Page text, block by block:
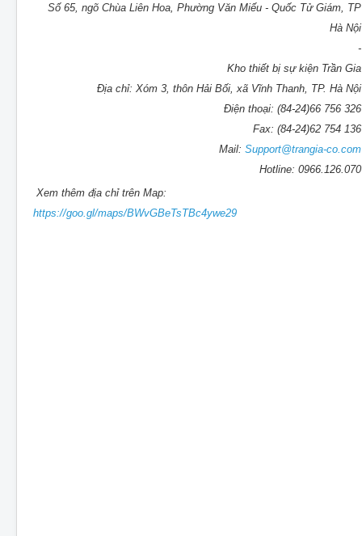
Số 65, ngõ Chùa Liên Hoa, Phường Văn Miếu - Quốc Tử Giám, TP
Hà Nội
-
Kho thiết bị sự kiện Trần Gia
Địa chỉ: Xóm 3, thôn Hải Bối, xã Vĩnh Thanh, TP. Hà Nội
Điện thoại: (84-24)66 756 326
Fax: (84-24)62 754 136
Mail: Support@trangia-co.com
Hotline: 0966.126.070
Xem thêm địa chỉ trên Map:
https://goo.gl/maps/BWvGBeTsTBc4ywe29